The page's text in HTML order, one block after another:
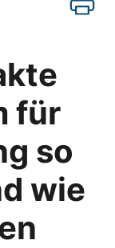
für
so
wie